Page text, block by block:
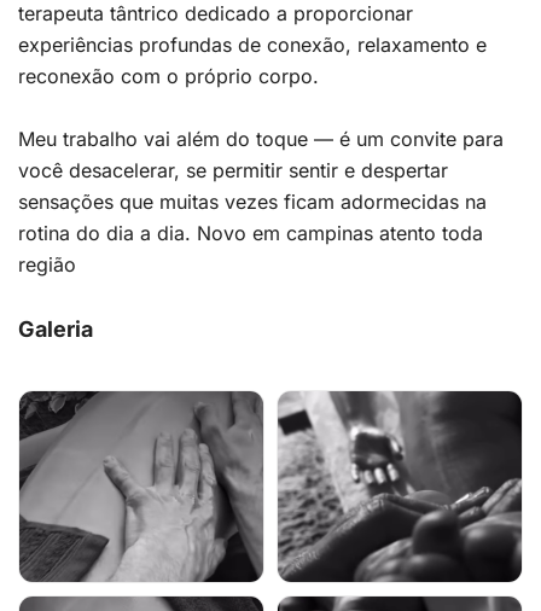
terapeuta tântrico dedicado a proporcionar
experiências profundas de conexão, relaxamento e
reconexão com o próprio corpo.
Meu trabalho vai além do toque — é um convite para
você desacelerar, se permitir sentir e despertar
sensações que muitas vezes ficam adormecidas na
rotina do dia a dia. Novo em campinas atento toda
região
Galeria